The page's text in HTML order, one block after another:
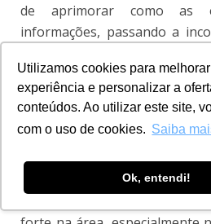
Utilizamos cookies para
experiência e personalizar a
conteúdos. Ao utilizar este site,
com o uso de cookies. Saiba
Ok, entendi!
de aprimorar como as
informações, passando a
“No cenário da CVM
de informações de
aproximará do que
promovido recentemente
Europa, locais em que o
financeiras deixou de ser
mandatório”, comemora
Banco Central, a expectativa